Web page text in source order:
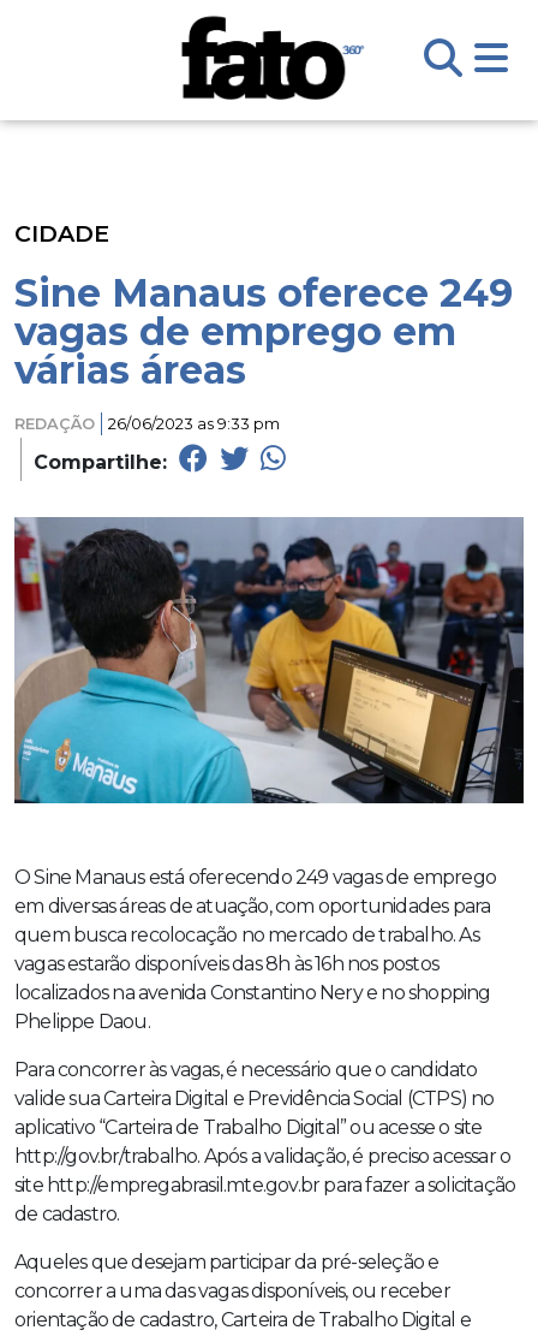
CIDADE
Sine Manaus oferece 249
vagas de emprego em
várias áreas
REDAÇÃO 26/06/2023 as 9:33 pm
Compartilhe:
O Sine Manaus está oferecendo 249 vagas de emprego
em diversas áreas de atuação, com oportunidades para
quem busca recolocação no mercado de trabalho. As
vagas estarão disponíveis das 8h às 16h nos postos
localizados na avenida Constantino Nery e no shopping
Phelippe Daou.
Para concorrer às vagas, é necessário que o candidato
valide sua Carteira Digital e Previdência Social (CTPS) no
aplicativo “Carteira de Trabalho Digital” ou acesse o site
http://gov.br/trabalho. Após a validação, é preciso acessar o
site http://empregabrasil.mte.gov.br para fazer a solicitação
de cadastro.
Aqueles que desejam participar da pré-seleção e
concorrer a uma das vagas disponíveis, ou receber
orientação de cadastro, Carteira de Trabalho Digital e